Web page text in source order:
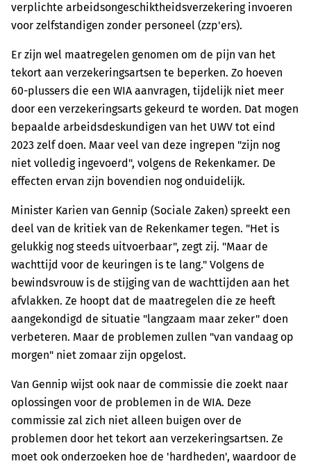
verplichte arbeidsongeschiktheidsverzekering invoeren
voor zelfstandigen zonder personeel (zzp'ers).
Er zijn wel maatregelen genomen om de pijn van het
tekort aan verzekeringsartsen te beperken. Zo hoeven
60-plussers die een WIA aanvragen, tijdelijk niet meer
door een verzekeringsarts gekeurd te worden. Dat mogen
bepaalde arbeidsdeskundigen van het UWV tot eind
2023 zelf doen. Maar veel van deze ingrepen "zijn nog
niet volledig ingevoerd", volgens de Rekenkamer. De
effecten ervan zijn bovendien nog onduidelijk.
Minister Karien van Gennip (Sociale Zaken) spreekt een
deel van de kritiek van de Rekenkamer tegen. "Het is
gelukkig nog steeds uitvoerbaar", zegt zij. "Maar de
wachttijd voor de keuringen is te lang." Volgens de
bewindsvrouw is de stijging van de wachttijden aan het
afvlakken. Ze hoopt dat de maatregelen die ze heeft
aangekondigd de situatie "langzaam maar zeker" doen
verbeteren. Maar de problemen zullen "van vandaag op
morgen" niet zomaar zijn opgelost.
Van Gennip wijst ook naar de commissie die zoekt naar
oplossingen voor de problemen in de WIA. Deze
commissie zal zich niet alleen buigen over de
problemen door het tekort aan verzekeringsartsen. Ze
moet ook onderzoeken hoe de 'hardheden', waardoor de